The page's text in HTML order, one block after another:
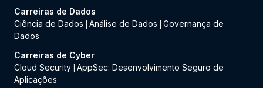
Carreiras de Dados
Ciência de Dados
Análise de Dados
Governança de
Dados
Carreiras de Cyber
Cloud Security AppSec: Desenvolvimento Seguro de
Aplicações